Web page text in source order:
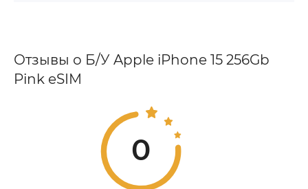
Отзывы о Б/У Apple iPhone 15 256Gb
Pink eSIM
0